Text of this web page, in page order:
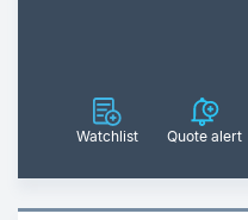
Watchlist Quote alert